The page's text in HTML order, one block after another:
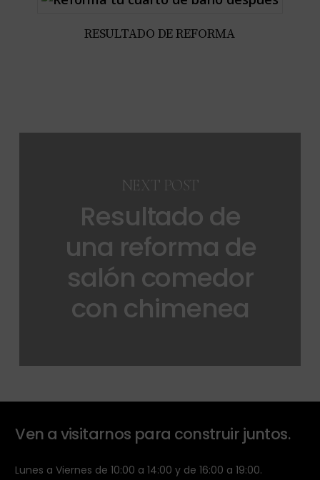
RESULTADO DE REFORMA
NEXT POST
Resultado de
una reforma de
salón comedor
con chimenea
Ven a visitarnos para construir juntos.
Lunes a Viernes de 10:00 a 14:00 y de 16:00 a 19:00.